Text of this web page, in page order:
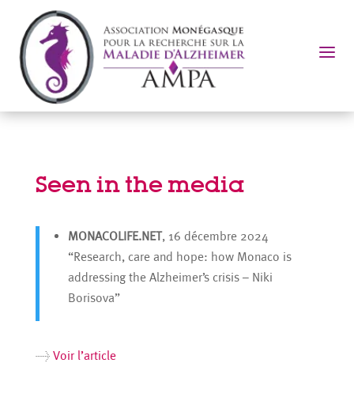
a
Seen in the media
MONACOLIFE.NET, 16 décembre 2024
“Research, care and hope: how Monaco is
addressing the Alzheimer’s crisis – Niki
Borisova”
> Voir l’article